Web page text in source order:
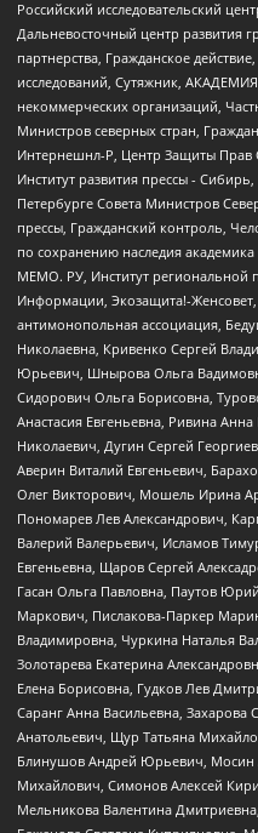
Российский исследовательский
Дальневосточный центр развития
партнерства, Гражданское
исследований, Сутяжник,
некоммерческих организаций,
Министров северных стран,
Интернешнл-Р, Центр Защиты Прав
Институт развития прессы -
Петербурге Совета Министров
прессы, Гражданский контроль,
по сохранению наследия
МЕМО. РУ, Институт региональной
Информации, Экозащита!-
антимонопольная ассоциация,
Николаевна, Кривенко Сергей
Юрьевич, Шнырова Ольга
Сидорович Ольга Борисовна,
Анастасия Евгеньевна, Ривина
Николаевич, Дугин Сергей
Аверин Виталий Евгеньевич,
Олег Викторович, Мошель Ирина
Пономарев Лев Александрович,
Валерий Валерьевич, Исламов
Евгеньевна, Щаров Сергей
Гасан Ольга Павловна, Паутов
Маркович, Пислакова-Паркер
Владимировна, Чуркина Наталья
Золотарева Екатерина
Елена Борисовна, Гудков Лев
Саранг Анна Васильевна, Захарова
Анатольевич, Щур Татьяна
Блинушов Андрей Юрьевич, Мосин
Михайлович, Симонов Алексей
Мельникова Валентина